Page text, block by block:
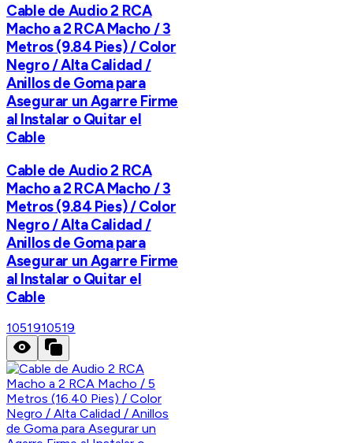
Cable de Audio 2 RCA
Macho a 2 RCA Macho / 3
Metros (9.84 Pies) / Color
Negro / Alta Calidad /
Anillos de Goma para
Asegurar un Agarre Firme
al Instalar o Quitar el
Cable
Cable de Audio 2 RCA
Macho a 2 RCA Macho / 3
Metros (9.84 Pies) / Color
Negro / Alta Calidad /
Anillos de Goma para
Asegurar un Agarre Firme
al Instalar o Quitar el
Cable
1051910519